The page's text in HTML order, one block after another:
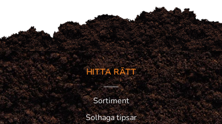
HITTA RÄTT
Sortiment
Solhaga tipsar